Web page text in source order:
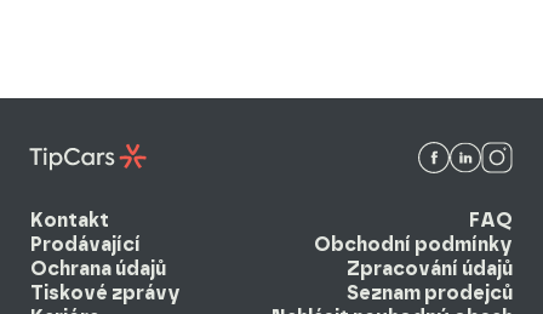
Kontakt
FAQ
Prodávající
Obchodní podmínky
Ochrana údajů
Zpracování údajů
Tiskové zprávy
Seznam prodejců